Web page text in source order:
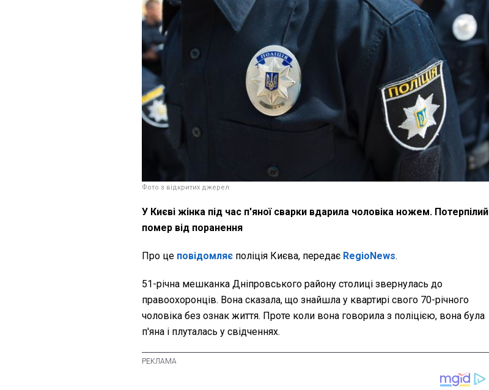
Фото з відкритих джерел
У Києві жінка під час п'яної сварки вдарила чоловіка ножем. Потерпілий
помер від поранення
Про це повідомляє поліція Києва, передає RegioNews.
51-річна мешканка Дніпровського району столиці звернулась до
правоохоронців. Вона сказала, що знайшла у квартирі свого 70-річного
чоловіка без ознак життя. Проте коли вона говорила з поліцією, вона була
п'яна і плуталась у свідченнях.